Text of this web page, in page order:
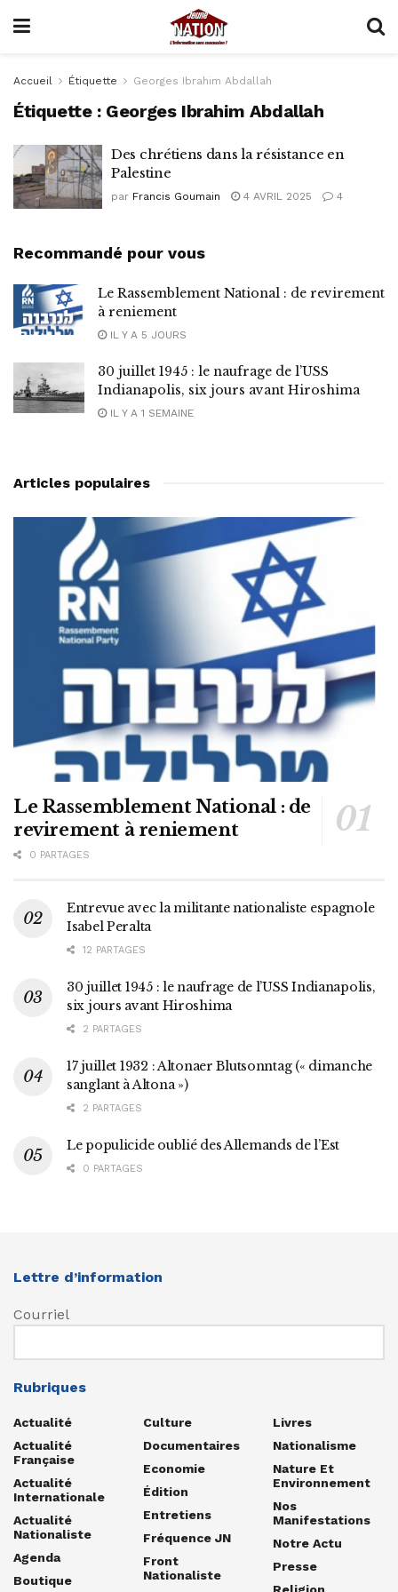
Accueil Étiquette Georges Ibrahim Abdallah
Étiquette : Georges Ibrahim Abdallah
Des chrétiens dans la résistance en
Palestine
par Francis Goumain 4 AVRIL 2025 4
Recommandé pour vous
Le Rassemblement National : de revirement
à reniement
IL Y A 5 JOURS
30 juillet 1945 : le naufrage de l’USS
Indianapolis, six jours avant Hiroshima
IL Y A 1 SEMAINE
Articles populaires
Le Rassemblement National : de
revirement à reniement
0 PARTAGES
Entrevue avec la militante nationaliste espagnole
Isabel Peralta
12 PARTAGES
30 juillet 1945 : le naufrage de l’USS Indianapolis,
six jours avant Hiroshima
2 PARTAGES
17 juillet 1932 : Altonaer Blutsonntag (« dimanche
sanglant à Altona »)
2 PARTAGES
Le populicide oublié des Allemands de l’Est
0 PARTAGES
Lettre d’information
Courriel
Rubriques
Actualité
Actualité
Française
Actualité
Internationale
Actualité
Nationaliste
Agenda
Boutique
Culture
Documentaires
Economie
Édition
Entretiens
Fréquence JN
Front
Nationaliste
Livres
Nationalisme
Nature Et
Environnement
Nos
Manifestations
Notre Actu
Presse